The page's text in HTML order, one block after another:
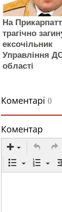
На
трагічно
ексочільник
Управління
області
Коментарі ()
Коментар